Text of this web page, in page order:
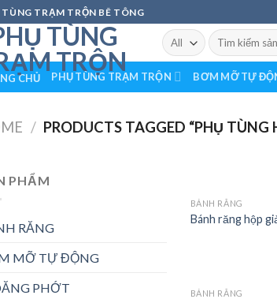
TÙNG TRẠM TRỘN BÊ TÔNG
Search
for:
CHỦ PHỤ TÙNG TRẠM TRỘN BƠM MỠ TỰ
/ PRODUCTS TAGGED “PHỤ TÙNG
PHẨM
RĂNG
MỠ TỰ ĐỘNG
PHỚT
BÁNH RĂNG
Bánh răng hộp
BÁNH RĂNG